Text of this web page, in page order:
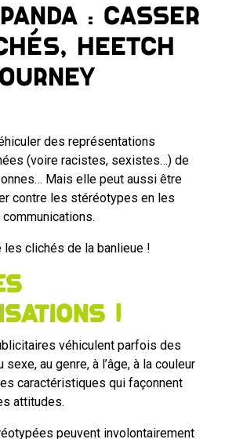
: Casser
Heetch
des représentations
(voire racistes, sexistes…) de
Mais elle peut aussi être
contre les stéréotypes en les
les clichés de la banlieue !
!
véhiculent parfois des
au genre, à l’âge, à la couleur
caractéristiques qui façonnent
attitudes.
peuvent involontairement